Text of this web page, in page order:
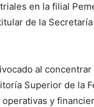
en la filial
de la
al
Superior de la
y